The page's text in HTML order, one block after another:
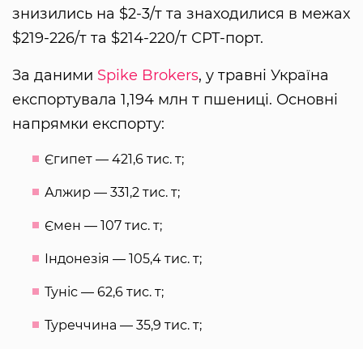
знизились на $2-3/т та знаходилися в межах
$219-226/т та $214-220/т СРТ-порт.
За даними Spike Brokers, у травні Україна
експортувала 1,194 млн т пшениці. Основні
напрямки експорту:
Єгипет — 421,6 тис. т;
Алжир — 331,2 тис. т;
Ємен — 107 тис. т;
Індонезія — 105,4 тис. т;
Туніс — 62,6 тис. т;
Туреччина — 35,9 тис. т;